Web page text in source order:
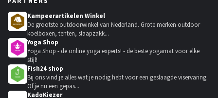
Kampeerartikelen Winkel
De grootste outdoorwinkel van Nederland. Grote merken outdoor
koelboxen, tenten, slaapzakk...
Yoga Shop
Yoga Shop - de online yoga experts! - de beste yogamat voor elke
stijl!
Fish24 shop
Bij ons vind je alles wat je nodig hebt voor een geslaagde viservaring.
Of je nu een gepas...
KadoKiezer